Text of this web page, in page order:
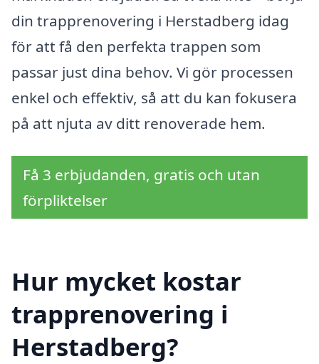
din trapprenovering i Herstadberg idag
för att få den perfekta trappen som
passar just dina behov. Vi gör processen
enkel och effektiv, så att du kan fokusera
på att njuta av ditt renoverade hem.
Få 3 erbjudanden, gratis och utan
förpliktelser
Hur mycket kostar
trapprenovering i
Herstadberg?